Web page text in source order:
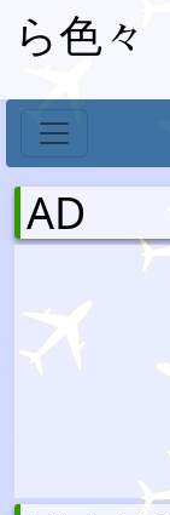
ら色々
AD